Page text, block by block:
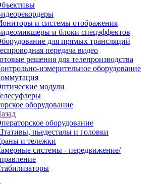
и системы отображения
и блоки спецэффектов
для прямых трансляций
передача видео
решения для телепроизводства
измерительное оборудование
модули
оборудование
оборудование
пьедесталы и головки
и тележки
системы - передвижение/